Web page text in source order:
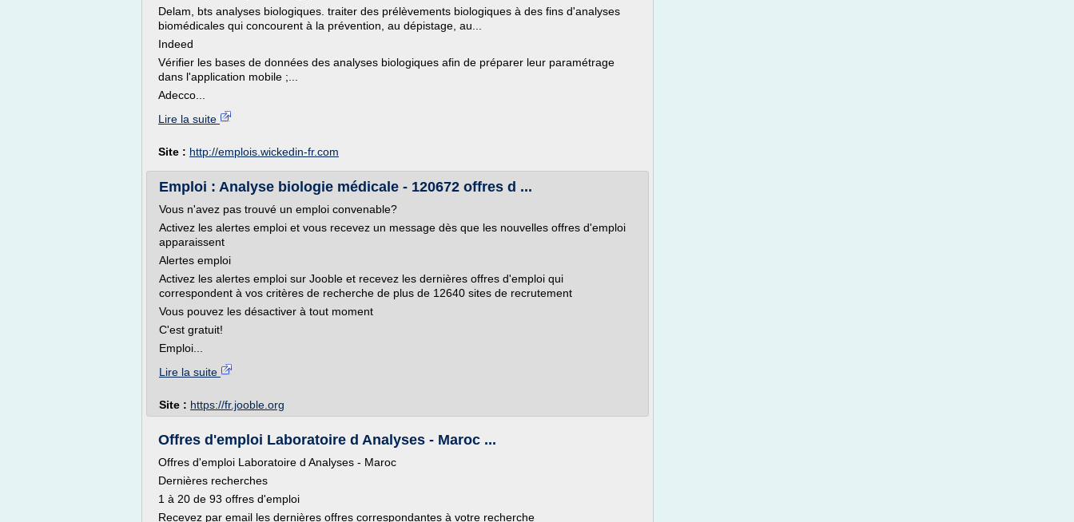
Delam, bts analyses biologiques. traiter des prélèvements biologiques à des fins d'analyses
biomédicales qui concourent à la prévention, au dépistage, au...
Indeed
Vérifier les bases de données des analyses biologiques afin de préparer leur paramétrage
dans l'application mobile ;...
Adecco...
Lire la suite
Site : http://emplois.wickedin-fr.com
Emploi : Analyse biologie médicale - 120672 offres d ...
Vous n'avez pas trouvé un emploi convenable?
Activez les alertes emploi et vous recevez un message dès que les nouvelles offres d'emploi
apparaissent
Alertes emploi
Activez les alertes emploi sur Jooble et recevez les dernières offres d'emploi qui
correspondent à vos critères de recherche de plus de 12640 sites de recrutement
Vous pouvez les désactiver à tout moment
C'est gratuit!
Emploi...
Lire la suite
Site : https://fr.jooble.org
Offres d'emploi Laboratoire d Analyses - Maroc ...
Offres d'emploi Laboratoire d Analyses - Maroc
Dernières recherches
1 à 20 de 93 offres d'emploi
Recevez par email les dernières offres correspondantes à votre recherche